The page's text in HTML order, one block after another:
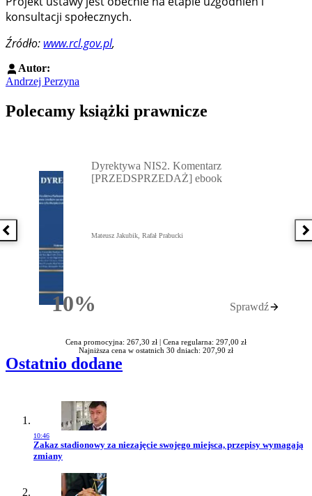
konsultacji społecznych.
Źródło: www.rcl.gov.pl,
Autor:
Andrzej Perzyna
Polecamy książki prawnicze
Poprzednia książka
10%Rabatu
Dyrektywa NIS2. Komentarz
[PRZEDSPRZEDAŻ] ebook
Mateusz Jakubik, Rafał Prabucki
Sprawdź
Cena promocyjna: 267,30 zł | Cena regularna: 297,00 zł
Najniższa cena w ostatnich 30 dniach: 207,90 zł
Ostatnio dodane
10:46
Przejdź do artykułu:
Zakaz stadionowy za niezajęcie swojego miejsca, przepisy wymagają
zmiany